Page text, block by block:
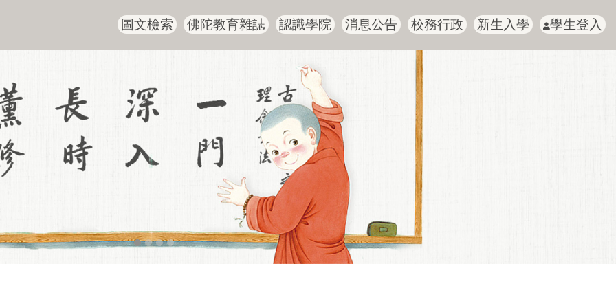
圖文檢索 佛陀教育雜誌 認識學院 消息公告 校務行政 新生入學 學生登入